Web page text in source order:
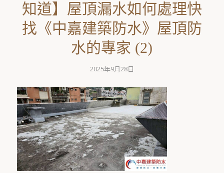
知道】屋頂漏水如何處理快
找《中嘉建築防水》屋頂防
水的專家 (2)
2025年9月28日